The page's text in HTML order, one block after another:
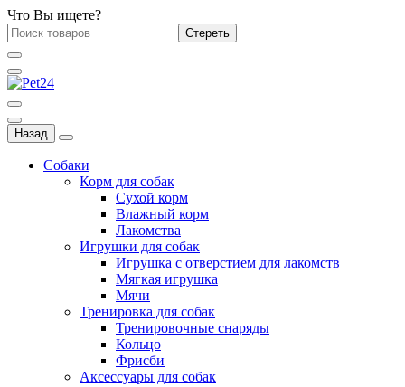
Что Вы ищете?
Стереть
Назад
Собаки
Корм для собак
Сухой корм
Влажный корм
Лакомства
Игрушки для собак
Игрушка с отверстием для лакомств
Мягкая игрушка
Мячи
Тренировка для собак
Тренировочные снаряды
Кольцо
Фрисби
Аксессуары для собак